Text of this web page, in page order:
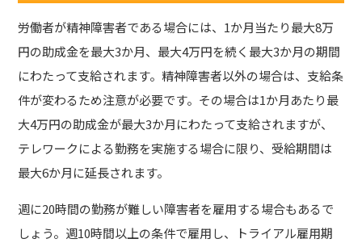
労働者が精神障害者である場合には、1か月当たり最大8万
円の助成金を最大3か月、最大4万円を続く最大3か月の期間
にわたって支給されます。精神障害者以外の場合は、支給条
件が変わるため注意が必要です。その場合は1か月あたり最
大4万円の助成金が最大3か月にわたって支給されますが、
テレワークによる勤務を実施する場合に限り、受給期間は
最大6か月に延長されます。
週に20時間の勤務が難しい障害者を雇用する場合もあるで
しょう。週10時間以上の条件で雇用し、トライアル雇用期